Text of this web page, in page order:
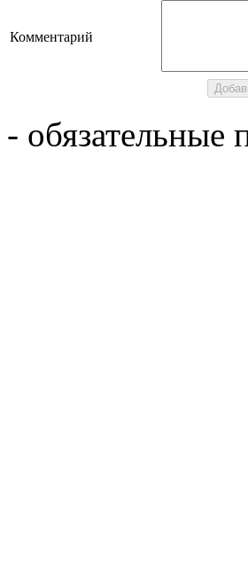
Комментарий
- обязательные